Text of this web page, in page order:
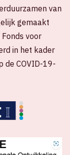
van
gemaakt
voor
in het kader
de COVID-19-